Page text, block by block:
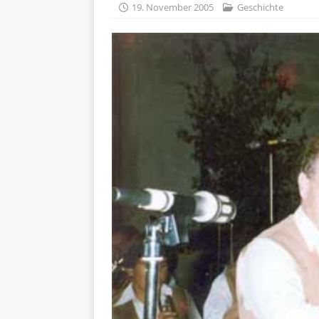
19. November 2005 Geschichte